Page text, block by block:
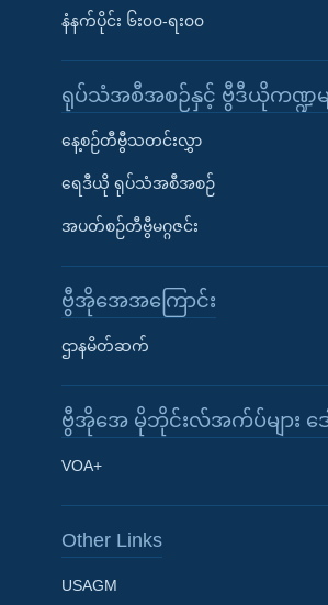
Learning English
နံနက်ပိုင်း ၆း၀၀-ရး၀၀
ရုပ်သံအစီအစဉ်နှင့် ဗွီဒီယိုကဏ္ဍမျ
နေ့စဉ်တီဗွီသတင်းလွှာ
ရေဒီယို ရုပ်သံအစီအစဉ်
အပတ်စဉ်တီဗွီမဂ္ဂဇင်း
ဗွီအိုအေအကြောင်း
ဌာနမိတ်ဆက်
ဗွီအိုအေ မိုဘိုင်းလ်အက်ပ်များ ဒ
VOA+
Other Links
USAGM